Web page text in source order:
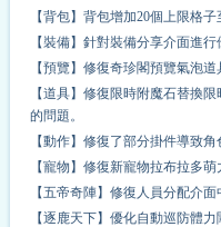
【背包】背包增加20個上限格子
【裝備】針對裝備分享介面進行
【預覽】修復奇珍閣預覽氣泡道
【道具】修復限時附魔石替換
的問題。
【動作】修復了部分掛件導致角
【寵物】修復新寵物拉布拉多萌
【五帝奇陣】修復人員分配介
【逐鹿天下】優化自動巡防體